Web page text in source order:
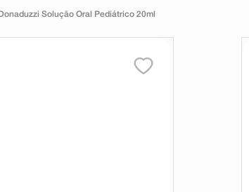
Solução Oral Pediátrico 20ml